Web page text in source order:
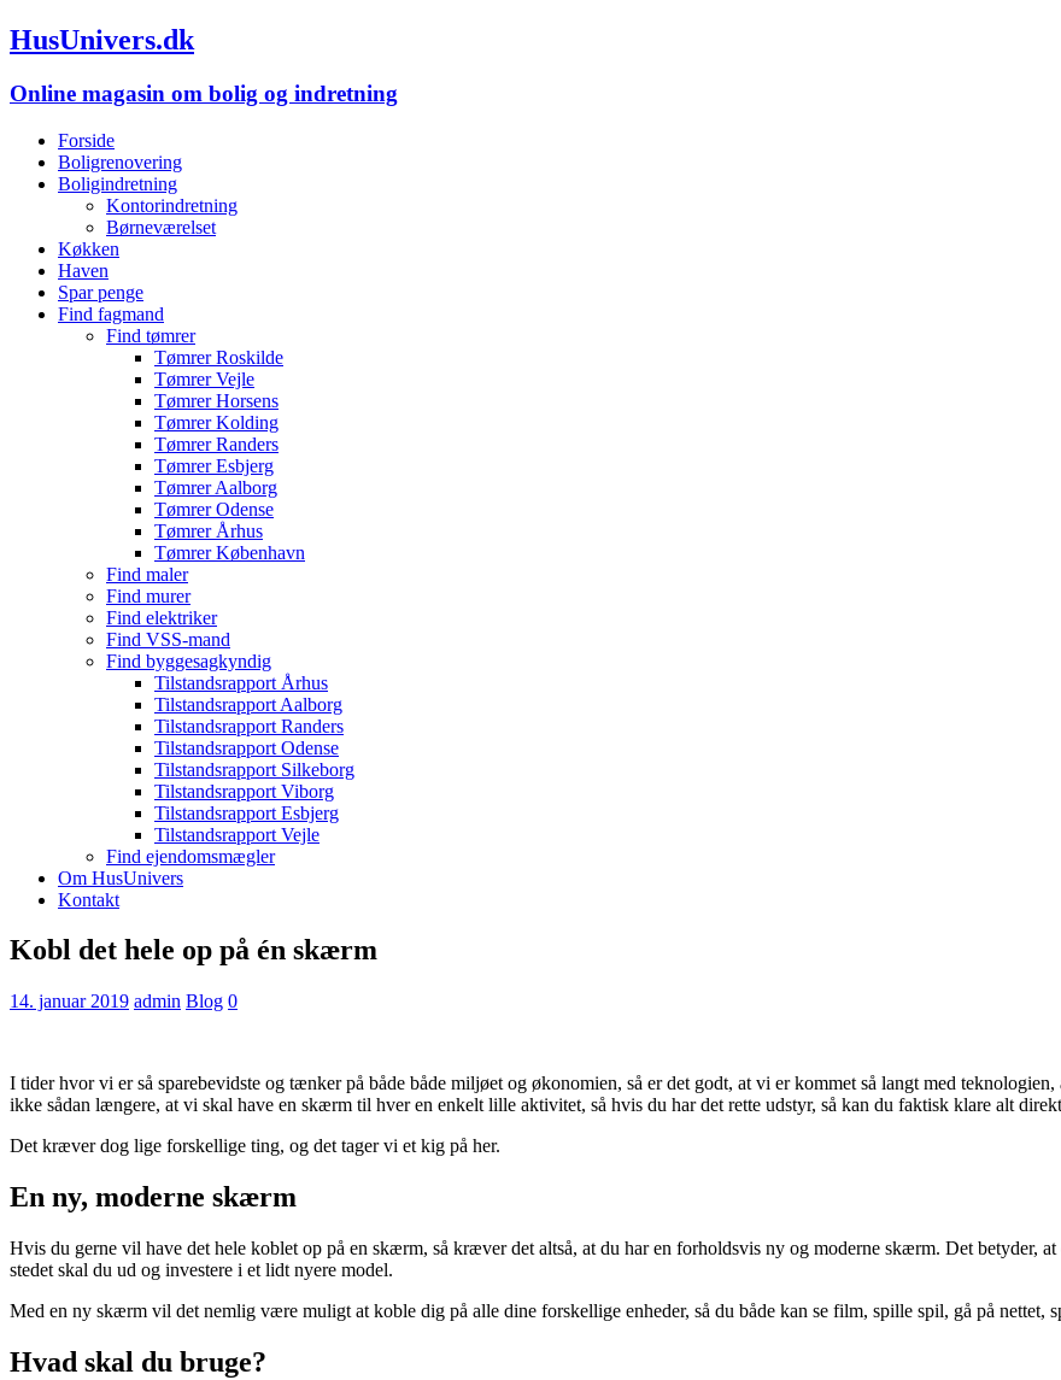
HusUnivers.dk
Online magasin om bolig og indretning
Forside
Boligrenovering
Boligindretning
Kontorindretning
Børneværelset
Køkken
Haven
Spar penge
Find fagmand
Find tømrer
Tømrer Roskilde
Tømrer Vejle
Tømrer Horsens
Tømrer Kolding
Tømrer Randers
Tømrer Esbjerg
Tømrer Aalborg
Tømrer Odense
Tømrer Århus
Tømrer København
Find maler
Find murer
Find elektriker
Find VSS-mand
Find byggesagkyndig
Tilstandsrapport Århus
Tilstandsrapport Aalborg
Tilstandsrapport Randers
Tilstandsrapport Odense
Tilstandsrapport Silkeborg
Tilstandsrapport Viborg
Tilstandsrapport Esbjerg
Tilstandsrapport Vejle
Find ejendomsmægler
Om HusUnivers
Kontakt
Kobl det hele op på én skærm
14. januar 2019 admin Blog 0
I tider hvor vi er så sparebevidste og tænker på både både miljøet og økonomien, så er det godt, at vi er kommet så langt med
ikke sådan længere, at vi skal have en skærm til hver en enkelt lille aktivitet, så hvis du har det rette udstyr, så kan du faktisk klare alt
Det kræver dog lige forskellige ting, og det tager vi et kig på her.
En ny, moderne skærm
Hvis du gerne vil have det hele koblet op på en skærm, så kræver det altså, at du har en forholdsvis ny og moderne skærm. Det betyder,
stedet skal du ud og investere i et lidt nyere model.
Med en ny skærm vil det nemlig være muligt at koble dig på alle dine forskellige enheder, så du både kan se film, spille spil, gå på nettet,
Hvad skal du bruge?